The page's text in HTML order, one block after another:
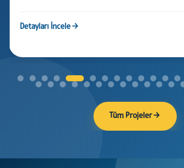
İşleri Müdürlüğü ekiplerinin yoğun mesaisiyle
vatandaşlarımızın ve sanayi esnafımızın hizmetine
Detayları İncele→
Tüm Projeler→